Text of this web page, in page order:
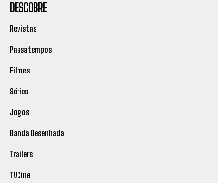
DESCOBRE
Revistas
Passatempos
Filmes
Séries
Jogos
Banda Desenhada
Trailers
TVCine